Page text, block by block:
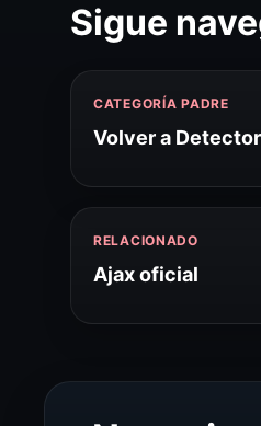
Sigue
CATEGORÍA PADRE
Volver a
RELACIONADO
Ajax oficial